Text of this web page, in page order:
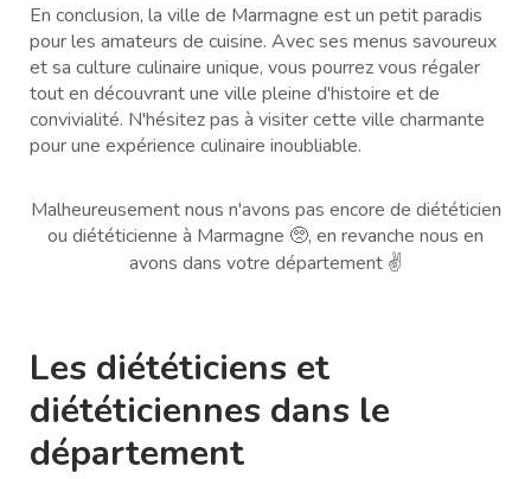
En conclusion, la ville de Marmagne est un petit paradis
pour les amateurs de cuisine. Avec ses menus savoureux
et sa culture culinaire unique, vous pourrez vous régaler
tout en découvrant une ville pleine d'histoire et de
convivialité. N'hésitez pas à visiter cette ville charmante
pour une expérience culinaire inoubliable.
Malheureusement nous n'avons pas encore de diététicien
ou diététicienne à Marmagne 🥺, en revanche nous en
avons dans votre département ✌️
Les diététiciens et
diététiciennes dans le
département